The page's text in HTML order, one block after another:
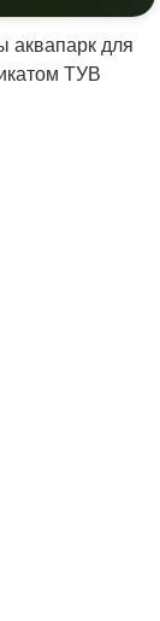
аквапарк для
ТУВ